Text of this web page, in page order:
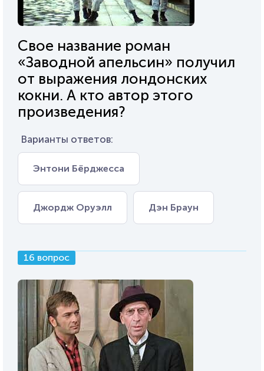
Свое название роман
«Заводной апельсин» получил
от выражения лондонских
кокни. А кто автор этого
произведения?
Варианты ответов:
Энтони Бёрджесса
Джордж Оруэлл Дэн Браун
16 вопрос